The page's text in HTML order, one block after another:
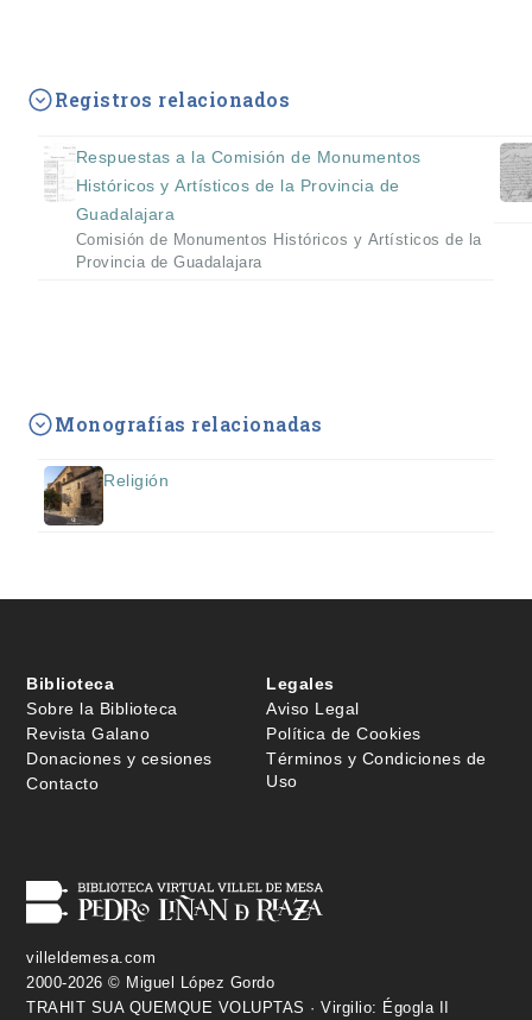
Registros relacionados
Respuestas a la Comisión de Monumentos
Históricos y Artísticos de la Provincia de
Guadalajara
Comisión de Monumentos Históricos y Artísticos de la
Provincia de Guadalajara
Monografías relacionadas
Religión
Biblioteca
Sobre la Biblioteca
Revista Galano
Donaciones y cesiones
Contacto
Legales
Aviso Legal
Política de Cookies
Términos y Condiciones de
Uso
villeldemesa.com
2000-2026 © Miguel López Gordo
TRAHIT SUA QUEMQUE VOLUPTAS · Virgilio: Égogla II